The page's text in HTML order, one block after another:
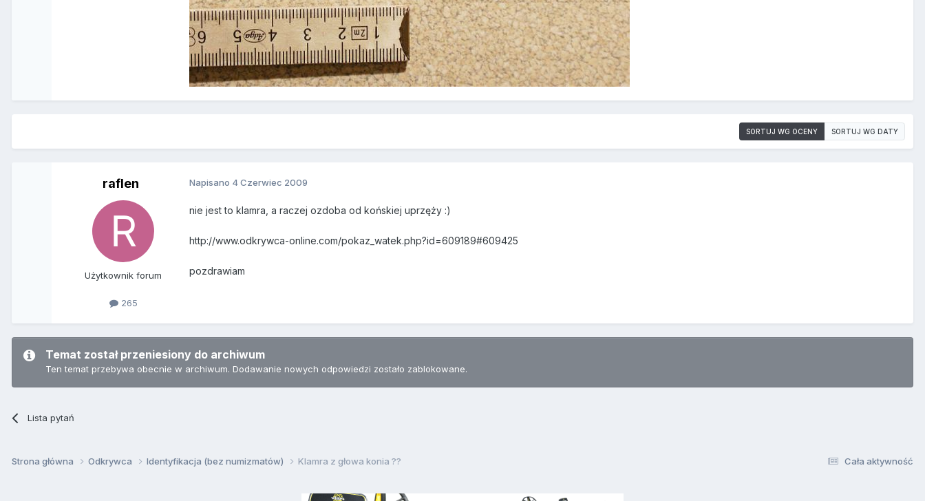
SORTUJ WG OCENY SORTUJ WG DATY
raflen
Użytkownik forum
265
Napisano 4 Czerwiec 2009
nie jest to klamra, a raczej ozdoba od końskiej uprzęży :)
http://www.odkrywca-online.com/pokaz_watek.php?id=609189#609425
pozdrawiam
Temat został przeniesiony do archiwum
Ten temat przebywa obecnie w archiwum. Dodawanie nowych odpowiedzi zostało zablokowane.
Lista pytań
Cała aktywność
Strona główna Odkrywca Identyfikacja (bez numizmatów) Klamra z głowa konia ??